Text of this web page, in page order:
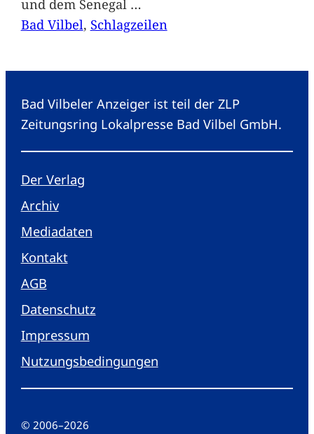
und dem Senegal …
Bad Vilbel, Schlagzeilen
Bad Vilbeler Anzeiger ist teil der ZLP
Zeitungsring Lokalpresse Bad Vilbel GmbH.
Der Verlag
Archiv
Mediadaten
Kontakt
AGB
Datenschutz
Impressum
Nutzungsbedingungen
© 2006–2026